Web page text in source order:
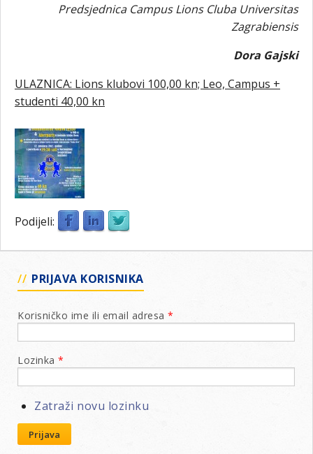
Predsjednica Campus Lions Cluba Universitas
Zagrabiensis
Dora Gajski
ULAZNICA: Lions klubovi 100,00 kn; Leo, Campus +
studenti 40,00 kn
Podijeli:
PRIJAVA KORISNIKA
Korisničko ime ili email adresa *
Lozinka *
Zatraži novu lozinku
Prijava